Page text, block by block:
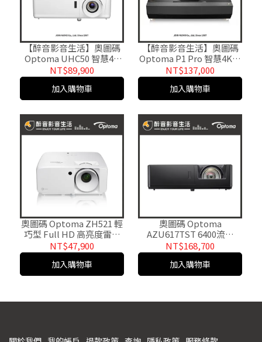
【醉音影音生活】奧圖碼
Optoma UHC50 智慧4K
UHD雷射家庭娛樂投影機.
公司貨
NT$89,900
加入購物車
【醉音影音生活】奧圖碼
Optoma P1 Pro 智慧4K雷
射超短焦家庭劇院投影機.
公司貨
NT$137,000
加入購物車
奧圖碼 Optoma ZH521 輕
巧型 Full HD 高亮度雷射
商用投影機 5500流明 公司
貨三年保固
NT$47,900
加入購物車
奧圖碼 Optoma
AZU617TST 6400流明
WUXGA超高亮度專業級短
焦投影機.公司貨三年保固
NT$168,700
加入購物車